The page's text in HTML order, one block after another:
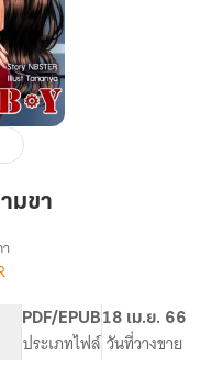
มขา
PDF/EPUB
ประเภทไฟล์
18 เม.ย. 66
วันที่วางขาย